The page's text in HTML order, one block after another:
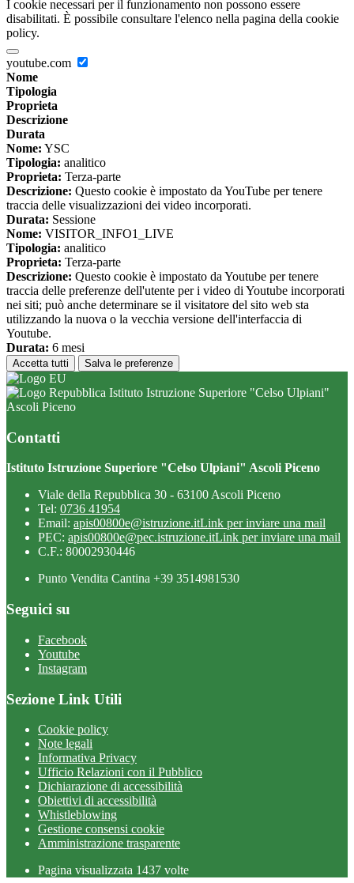
I cookie necessari per il funzionamento non possono essere
disabilitati. È possibile consultare l'elenco nella pagina della cookie
policy.
youtube.com
Nome
Tipologia
Proprieta
Descrizione
Durata
Nome: YSC
Tipologia: analitico
Proprieta: Terza-parte
Descrizione: Questo cookie è impostato da YouTube per tenere
traccia delle visualizzazioni dei video incorporati.
Durata: Sessione
Nome: VISITOR_INFO1_LIVE
Tipologia: analitico
Proprieta: Terza-parte
Descrizione: Questo cookie è impostato da Youtube per tenere
traccia delle preferenze dell'utente per i video di Youtube incorporati
nei siti; può anche determinare se il visitatore del sito web sta
utilizzando la nuova o la vecchia versione dell'interfaccia di
Youtube.
Durata: 6 mesi
Accetta tutti Salva le preferenze
Istituto Istruzione Superiore "Celso Ulpiani"
Ascoli Piceno
Contatti
Istituto Istruzione Superiore "Celso Ulpiani" Ascoli Piceno
Viale della Repubblica 30 - 63100 Ascoli Piceno
Tel: 0736 41954
Email: apis00800e@istruzione.itLink per inviare una mail
PEC: apis00800e@pec.istruzione.itLink per inviare una mail
C.F.: 80002930446
Punto Vendita Cantina +39 3514981530
Seguici su
Facebook
Youtube
Instagram
Sezione Link Utili
Cookie policy
Note legali
Informativa Privacy
Ufficio Relazioni con il Pubblico
Dichiarazione di accessibilità
Obiettivi di accessibilità
Whistleblowing
Gestione consensi cookie
Amministrazione trasparente
Pagina visualizzata 1437 volte